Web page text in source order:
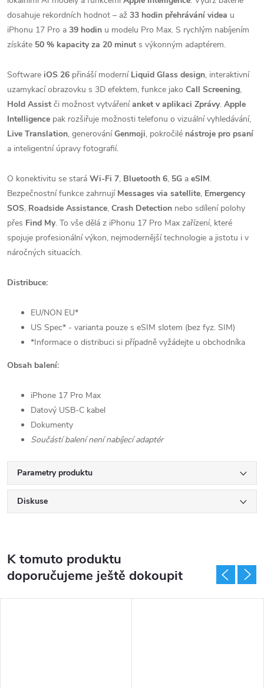
dosahuje rekordních hodnot – až 33 hodin přehrávání videa u
iPhonu 17 Pro a 39 hodin u modelu Pro Max. S rychlým nabíjením
získáte 50 % kapacity za 20 minut s výkonným adaptérem.
Software iOS 26 přináší moderní Liquid Glass design, interaktivní
uzamykací obrazovku s 3D efektem, funkce jako Call Screening,
Hold Assist či možnost vytvářeníanket v aplikaci Zprávy. Apple
Intelligence pak rozšiřuje možnosti telefonu o vizuální vyhledávání,
Live Translation, generováníGenmoji, pokročilé nástroje pro psaní
a inteligentní úpravy fotografií.
O konektivitu se stará Wi-Fi 7, Bluetooth 6, 5G a eSIM.
Bezpečnostní funkce zahrnují Messages via satellite, Emergency
SOS, Roadside Assistance, Crash Detection nebo sdílení polohy
přes Find My. To vše dělá z iPhonu 17 Pro Max zařízení, které
spojuje profesionální výkon, nejmodernější technologie a jistotu i v
náročných situacích.
Distribuce:
EU/NON EU*
US Spec* - varianta pouze s eSIM slotem (bez fyz. SIM)
*Informace o distribuci si případně vyžádejte u obchodníka
Obsah balení:
iPhone 17 Pro Max
Datový USB-C kabel
Dokumenty
Součástí balení není nabíjecí adaptér
Parametry produktu
Diskuse
K tomuto produktu
doporučujeme ještě dokoupit